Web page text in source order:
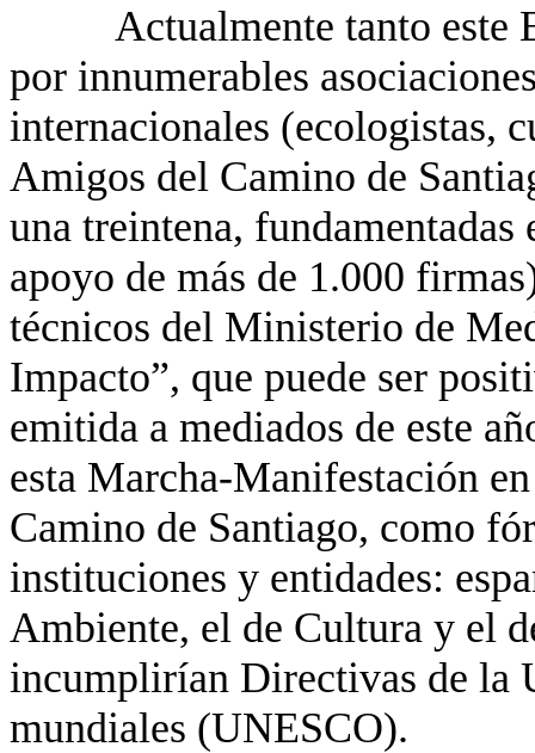
Actualmente tanto este
por innumerables
internacionales (ecologistas,
Amigos del Camino de
una treintena,
apoyo de más de 1.000
técnicos del Ministerio de
Impacto”, que puede ser
emitida a mediados de este
esta Marcha-Manifestación
Camino de Santiago, como
instituciones y entidades:
Ambiente, el de Cultura y el
incumplirían Directivas de la
mundiales (UNESCO).